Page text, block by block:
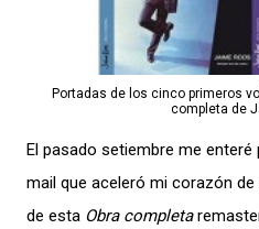
Portadas de los cinco primeros
completa de
El pasado setiembre me
mail que aceleró mi corazón
de esta Obra completa